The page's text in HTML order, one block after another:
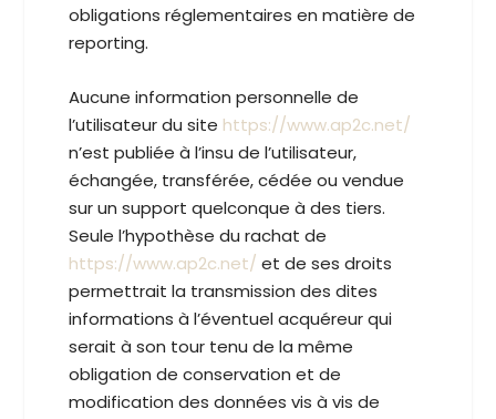
obligations réglementaires en matière de
reporting.
Aucune information personnelle de
l’utilisateur du site https://www.ap2c.net/
n’est publiée à l’insu de l’utilisateur,
échangée, transférée, cédée ou vendue
sur un support quelconque à des tiers.
Seule l’hypothèse du rachat de
https://www.ap2c.net/ et de ses droits
permettrait la transmission des dites
informations à l’éventuel acquéreur qui
serait à son tour tenu de la même
obligation de conservation et de
modification des données vis à vis de